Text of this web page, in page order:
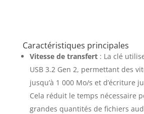
Caractéristiques principales
Vitesse de transfert: La clé
USB 3.2 Gen 2, permettant des
jusqu’à 1 000 Mo/s et d’écriture
Cela réduit le temps nécessaire
grandes quantités de fichiers